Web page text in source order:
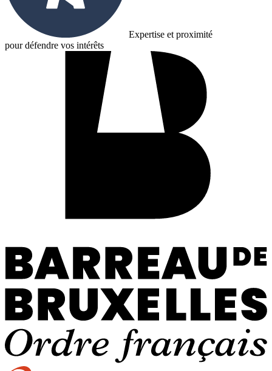
Expertise et proximité
pour défendre vos intérêts